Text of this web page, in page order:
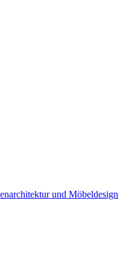
und Möbeldesign